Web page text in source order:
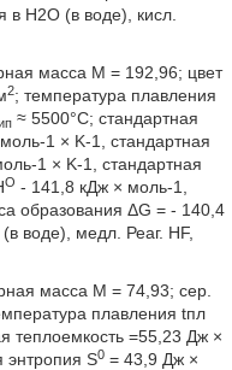
в Н2О (в воде), кисл.
масса М = 192,96; цвет
2; температура плавления
≈ 5500°С; стандартная
1 × K-1, стандартная
1 × K-1, стандартная
O - 141,8 кДж × моль-1,
образования ΔG = - 140,4
воде), медл. Реаг. HF,
масса М = 74,93; сер.
плавления tпл
теплоемкость =55,23 Дж ×
энтропия S0= 43,9 Дж ×